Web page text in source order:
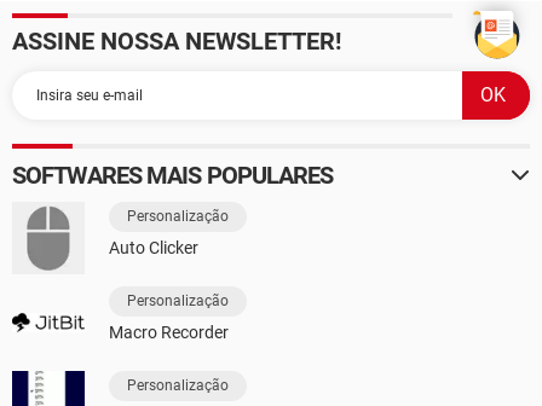
ASSINE NOSSA NEWSLETTER!
SOFTWARES MAIS POPULARES
Personalização
Auto Clicker
Personalização
Macro Recorder
Personalização